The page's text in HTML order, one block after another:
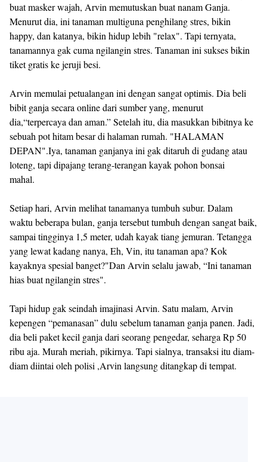
buat masker wajah, Arvin memutuskan buat nanam Ganja.
Menurut dia, ini tanaman multiguna penghilang stres, bikin
happy, dan katanya, bikin hidup lebih "relax". Tapi ternyata,
tanamannya gak cuma ngilangin stres. Tanaman ini sukses bikin
tiket gratis ke jeruji besi.
Arvin memulai petualangan ini dengan sangat optimis. Dia beli
bibit ganja secara online dari sumber yang, menurut
dia,“terpercaya dan aman.” Setelah itu, dia masukkan bibitnya ke
sebuah pot hitam besar di halaman rumah. "HALAMAN
DEPAN".Iya, tanaman ganjanya ini gak ditaruh di gudang atau
loteng, tapi dipajang terang-terangan kayak pohon bonsai
mahal.
Setiap hari, Arvin melihat tanamanya tumbuh subur. Dalam
waktu beberapa bulan, ganja tersebut tumbuh dengan sangat baik,
sampai tingginya 1,5 meter, udah kayak tiang jemuran. Tetangga
yang lewat kadang nanya, Eh, Vin, itu tanaman apa? Kok
kayaknya spesial banget?"Dan Arvin selalu jawab, “Ini tanaman
hias buat ngilangin stres".
Tapi hidup gak seindah imajinasi Arvin. Satu malam, Arvin
kepengen “pemanasan” dulu sebelum tanaman ganja panen. Jadi,
dia beli paket kecil ganja dari seorang pengedar, seharga Rp 50
ribu aja. Murah meriah, pikirnya. Tapi sialnya, transaksi itu diam-
diam diintai oleh polisi ,Arvin langsung ditangkap di tempat.